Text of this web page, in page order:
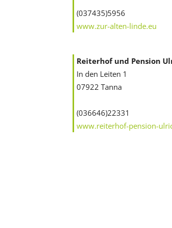
(037435)5956
www.zur-alten-linde.eu
Reiterhof und Pension
In den Leiten 1
07922 Tanna
(036646)22331
www.reiterhof-pension-